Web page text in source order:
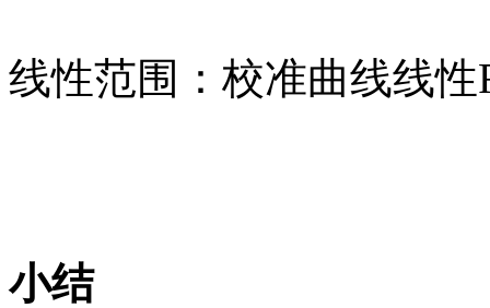
线性范围：校准曲线线性
小结